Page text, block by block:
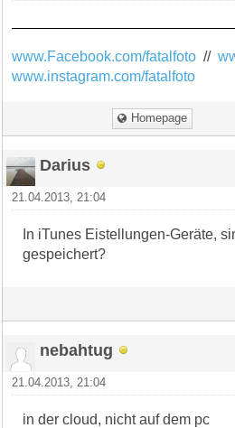
www.Facebook.com/fatalfoto //
www.instagram.com/fatalfoto
Homepage
Darius
21.04.2013, 21:04
In iTunes Eistellungen-Geräte,
gespeichert?
nebahtug
21.04.2013, 21:04
in der cloud, nicht auf dem pc